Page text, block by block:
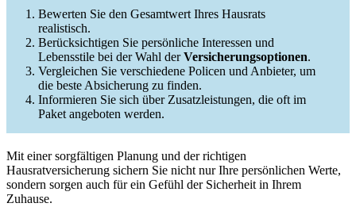
Bewerten Sie den Gesamtwert Ihres Hausrats
realistisch.
Berücksichtigen Sie persönliche Interessen und
Lebensstile bei der Wahl derVersicherungsoptionen.
Vergleichen Sie verschiedene Policen und Anbieter, um
die beste Absicherung zu finden.
Informieren Sie sich über Zusatzleistungen, die oft im
Paket angeboten werden.
Mit einer sorgfältigen Planung und der richtigen
Hausratversicherung sichern Sie nicht nur Ihre persönlichen Werte,
sondern sorgen auch für ein Gefühl der Sicherheit in Ihrem
Zuhause.